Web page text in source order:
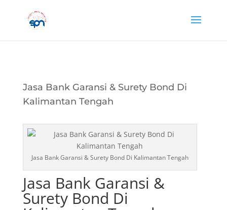
Jasa Bank Garansi & Surety Bond Di
Kalimantan Tengah
Jasa Bank Garansi & Surety Bond Di Kalimantan Tengah
Jasa Bank Garansi &
Surety Bond Di